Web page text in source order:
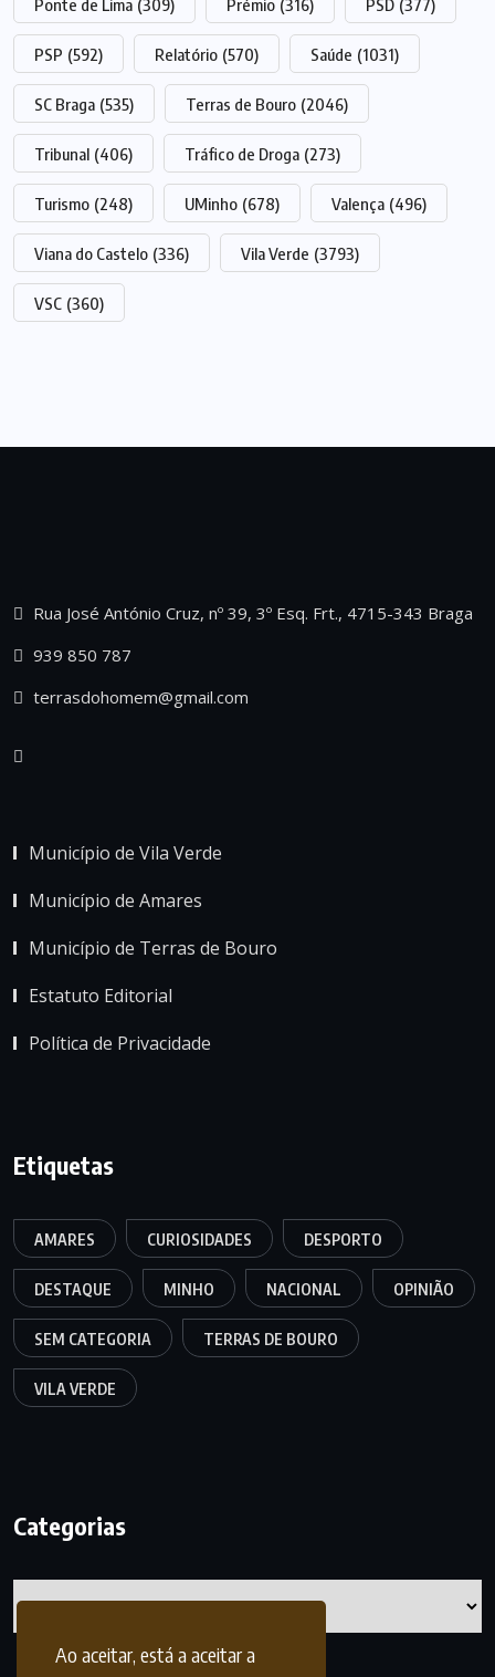
Ao aceitar, está a aceitar a
Ponte de Lima (309) Prémio (316) PSD (377)
PSP (592) Relatório (570) Saúde (1031)
SC Braga (535) Terras de Bouro (2046)
Tribunal (406) Tráfico de Droga (273)
Turismo (248) UMinho (678) Valença (496)
Viana do Castelo (336) Vila Verde (3793)
VSC (360)
Rua José António Cruz, nº 39, 3º Esq. Frt., 4715-343 Braga
939 850 787
terrasdohomem@gmail.com
Município de Vila Verde
Município de Amares
Município de Terras de Bouro
Estatuto Editorial
Política de Privacidade
Etiquetas
AMARES CURIOSIDADES DESPORTO
DESTAQUE MINHO NACIONAL OPINIÃO
SEM CATEGORIA TERRAS DE BOURO
VILA VERDE
Categorias